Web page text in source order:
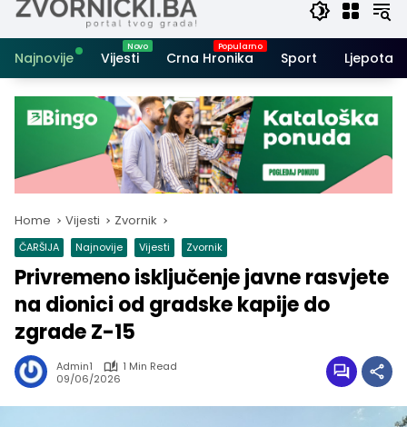
Najnovije Vijesti Crna Hronika Sport Ljepota i
Home Vijesti Zvornik
ČARŠIJA Najnovije Vijesti Zvornik
Privremeno isključenje javne rasvjete
na dionici od gradske kapije do
zgrade Z-15
Admin1
1 Min Read
09/06/2026